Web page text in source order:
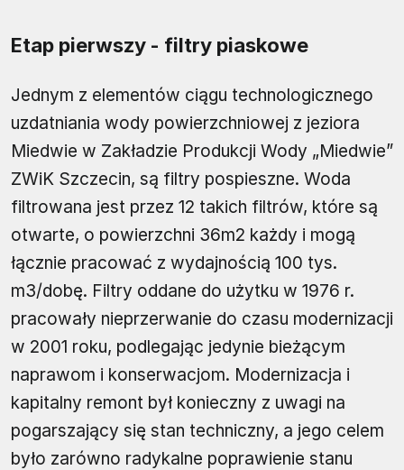
Etap pierwszy - filtry piaskowe
Jednym z elementów ciągu technologicznego
uzdatniania wody powierzchniowej z jeziora
Miedwie w Zakładzie Produkcji Wody „Miedwie”
ZWiK Szczecin, są filtry pospieszne. Woda
filtrowana jest przez 12 takich filtrów, które są
otwarte, o powierzchni 36m2 każdy i mogą
łącznie pracować z wydajnością 100 tys.
m3/dobę. Filtry oddane do użytku w 1976 r.
pracowały nieprzerwanie do czasu modernizacji
w 2001 roku, podlegając jedynie bieżącym
naprawom i konserwacjom. Modernizacja i
kapitalny remont był konieczny z uwagi na
pogarszający się stan techniczny, a jego celem
było zarówno radykalne poprawienie stanu